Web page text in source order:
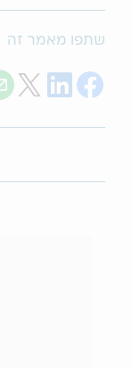
שתפו מאמר זה
Facebook